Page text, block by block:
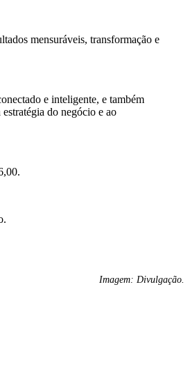
mensuráveis, transformação e
e inteligente, e também
do negócio e ao
Imagem: Divulgação.